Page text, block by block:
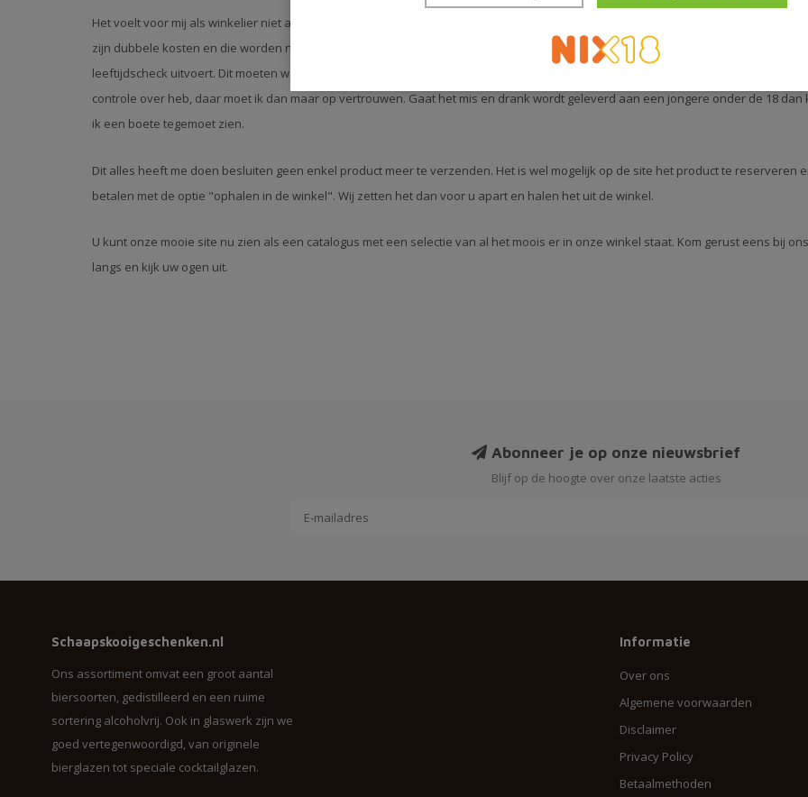
Het voelt voor mij als winkelier niet altijd fair. Ik stuur in geval van breuk/kwijtgeraakte producten een nieuwe naar de consument, dit
zijn dubbele kosten en die worden niet vergoed. Ook ben ik als winkelier altijd verantwoordelijk of de pakketbezorger de
leeftijdscheck uitvoert. Dit moeten we extra aangeven op de verzendlabel en ook extra voor betalen. Ook iets waar ik op afstand
controle over heb, daar moet ik dan maar op vertrouwen. Gaat het mis en drank wordt geleverd aan een jongere onder de 18 dan
ik een boete tegemoet zien.
Dit alles heeft me doen besluiten geen enkel product meer te verzenden. Het is wel mogelijk op de site het product te reserveren
betalen met de optie "ophalen in de winkel". Wij zetten het dan voor u apart en halen het uit de winkel.
U kunt onze mooie site nu zien als een catalogus met een selectie van al het moois er in onze winkel staat. Kom gerust eens bij ons
langs en kijk uw ogen uit.
Abonneer je op onze nieuwsbrief
Blijf op de hoogte over onze laatste acties
Schaapskooigeschenken.nl
Ons assortiment omvat een groot aantal
biersoorten, gedistilleerd en een ruime
sortering alcoholvrij. Ook in glaswerk zijn we
goed vertegenwoordigd, van originele
bierglazen tot speciale cocktailglazen.
Informatie
Over ons
Algemene voorwaarden
Disclaimer
Privacy Policy
Betaalmethoden